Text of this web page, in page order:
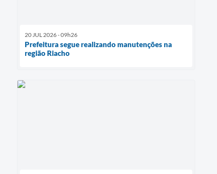
20 JUL 2026 - 09h26
Prefeitura segue realizando manutenções na
região Riacho